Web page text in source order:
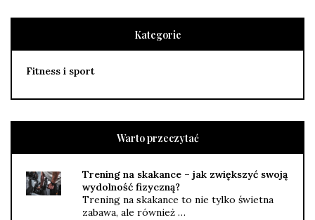
Kategorie
Fitness i sport
Warto przeczytać
Trening na skakance – jak zwiększyć swoją
wydolność fizyczną?
Trening na skakance to nie tylko świetna
zabawa, ale również …